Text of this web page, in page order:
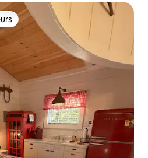
les plus appréciés